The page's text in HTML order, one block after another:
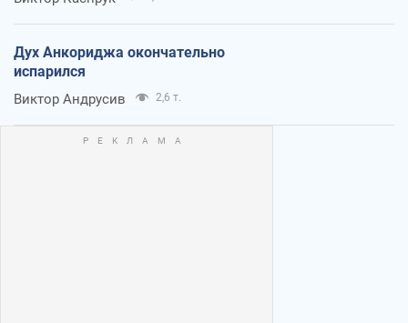
Дух Анкориджа окончательно
испарился
Виктор Андрусив 2,6 т.